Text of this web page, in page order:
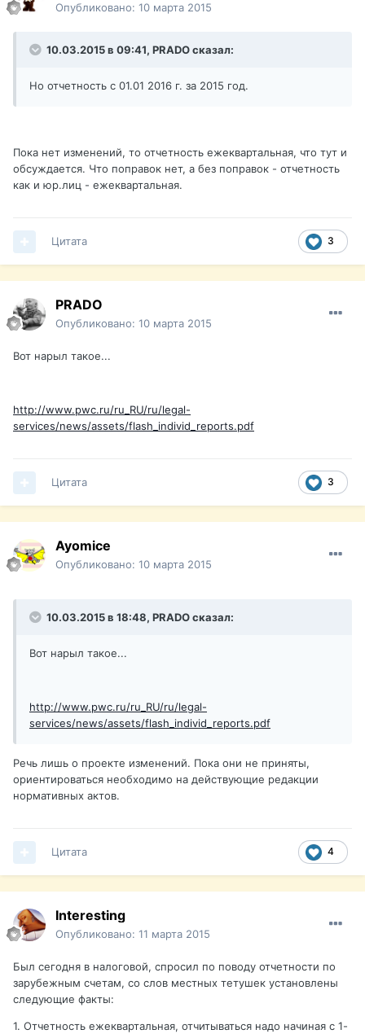
Опубликовано: 10 марта 2015
10.03.2015 в 09:41, PRADO сказал:
Но отчетность с 01.01 2016 г. за 2015 год.
Пока нет изменений, то отчетность ежеквартальная, что тут и
обсуждается. Что поправок нет, а без поправок - отчетность
как и юр.лиц - ежеквартальная.
3
Цитата
PRADO
Опубликовано: 10 марта 2015
Вот нарыл такое...
http://www.pwc.ru/ru_RU/ru/legal-
services/news/assets/flash_individ_reports.pdf
3
Цитата
Ayomice
Опубликовано: 10 марта 2015
10.03.2015 в 18:48, PRADO сказал:
Вот нарыл такое...
http://www.pwc.ru/ru_RU/ru/legal-
services/news/assets/flash_individ_reports.pdf
Речь лишь о проекте изменений. Пока они не приняты,
ориентироваться необходимо на действующие редакции
нормативных актов.
4
Цитата
Interesting
Опубликовано: 11 марта 2015
Был сегодня в налоговой, спросил по поводу отчетности по
зарубежным счетам, со слов местных тетушек установлены
следующие факты:
1. Отчетность ежеквартальная, отчитываться надо начиная с 1-